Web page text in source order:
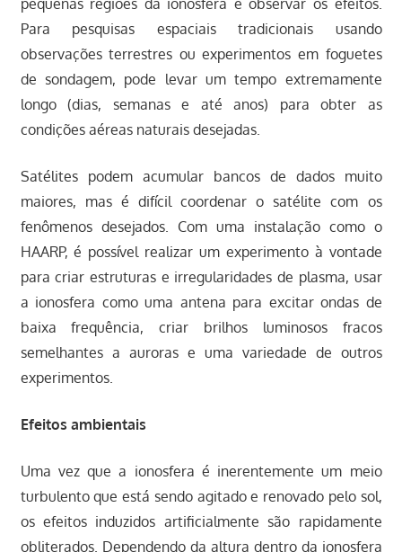
Para pesquisas espaciais tradicionais usando
observações terrestres ou experimentos em foguetes
de sondagem, pode levar um tempo extremamente
longo (dias, semanas e até anos) para obter as
condições aéreas naturais desejadas.
Satélites podem acumular bancos de dados muito
maiores, mas é difícil coordenar o satélite com os
fenômenos desejados. Com uma instalação como o
HAARP, é possível realizar um experimento à vontade
para criar estruturas e irregularidades de plasma, usar
a ionosfera como uma antena para excitar ondas de
baixa frequência, criar brilhos luminosos fracos
semelhantes a auroras e uma variedade de outros
experimentos.
Efeitos ambientais
Uma vez que a ionosfera é inerentemente um meio
turbulento que está sendo agitado e renovado pelo sol,
os efeitos induzidos artificialmente são rapidamente
obliterados. Dependendo da altura dentro da ionosfera